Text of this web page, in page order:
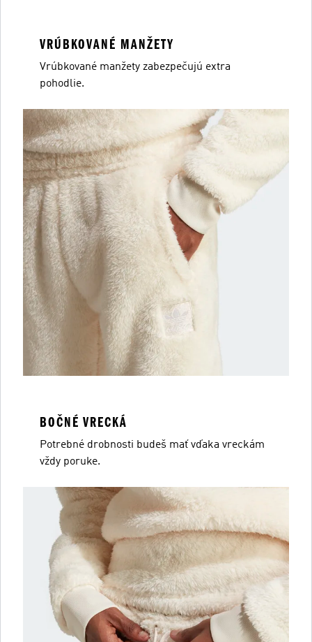
VRÚBKOVANÉ MANŽETY
Vrúbkované manžety zabezpečujú extra
pohodlie.
BOČNÉ VRECKÁ
Potrebné drobnosti budeš mať vďaka vreckám
vždy poruke.